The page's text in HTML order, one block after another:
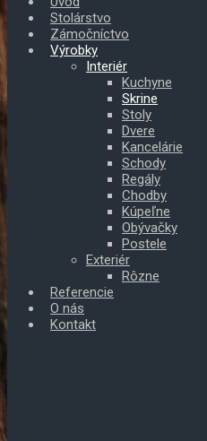
Stolárstvo
Zámočníctvo
Výrobky
Interiér
Kuchyne
Skrine
Stoly
Dvere
Kancelárie
Schody
Regály
Chodby
Kúpeľne
Obývačky
Postele
Exteriér
Rôzne
Referencie
O nás
Kontakt